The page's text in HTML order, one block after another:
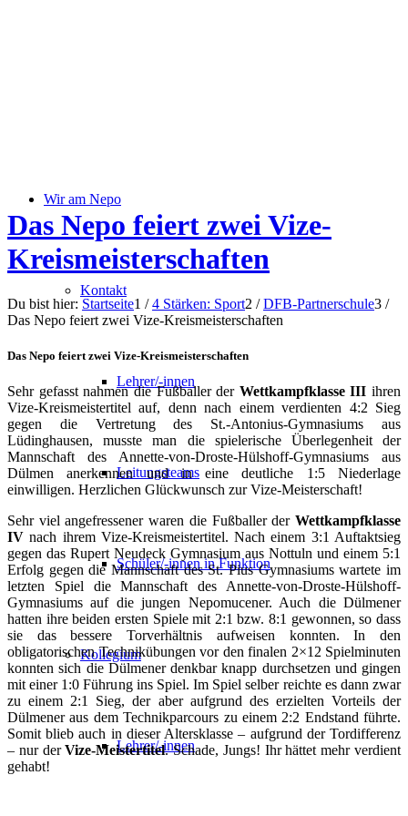
Wir am Nepo
Kontakt
Lehrer/-innen
Leitungsteams
Schüler/-innen in Funktion
Kollegium
Lehrer/-innen
Das Nepo feiert zwei Vize-
Kreismeisterschaften
Du bist hier: Startseite1 / 4 Stärken: Sport2 / DFB-Partnerschule3 /
Das Nepo feiert zwei Vize-Kreismeisterschaften
Das Nepo feiert zwei Vize-Kreismeisterschaften
Sehr gefasst nahmen die Fußballer der Wettkampfklasse III ihren
Vize-Kreismeistertitel auf, denn nach einem verdienten 4:2 Sieg
gegen die Vertretung des St.-Antonius-Gymnasiums aus
Lüdinghausen, musste man die spielerische Überlegenheit der
Mannschaft des Annette-von-Droste-Hülshoff-Gymnasiums aus
Dülmen anerkennen und in eine deutliche 1:5 Niederlage
einwilligen. Herzlichen Glückwunsch zur Vize-Meisterschaft!
Sehr viel angefressener waren die Fußballer der Wettkampfklasse
IV nach ihrem Vize-Kreismeistertitel. Nach einem 3:1 Auftaktsieg
gegen das Rupert Neudeck Gymnasium aus Nottuln und einem 5:1
Erfolg gegen die Mannschaft des St. Pius Gymnasiums wartete im
letzten Spiel die Mannschaft des Annette-von-Droste-Hülshoff-
Gymnasiums auf die jungen Nepomucener. Auch die Dülmener
hatten ihre beiden ersten Spiele mit 2:1 bzw. 8:1 gewonnen, so dass
sie das bessere Torverhältnis aufweisen konnten. In den
obligatorischen Technikübungen vor den finalen 2×12 Spielminuten
konnten sich die Dülmener denkbar knapp durchsetzen und gingen
mit einer 1:0 Führung ins Spiel. Im Spiel selber reichte es dann zwar
zu einem 2:1 Sieg, der aber aufgrund des erzielten Vorteils der
Dülmener aus dem Technikparcours zu einem 2:2 Endstand führte.
Somit blieb auch in dieser Altersklasse – aufgrund der Tordifferenz
– nur derVize-Meistertitel. Schade, Jungs! Ihr hättet mehr verdient
gehabt!